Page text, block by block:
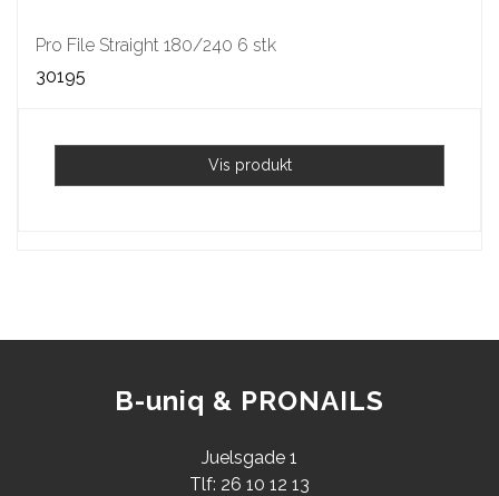
Pro File Straight 180/240 6 stk
30195
Vis produkt
B-uniq & PRONAILS
Juelsgade 1
Tlf: 26 10 12 13